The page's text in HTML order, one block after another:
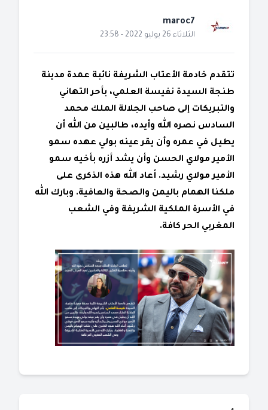
maroc7
الثلاثاء 26 يوليو 2022 - 23:58
تتقدم خادمة الأعتاب الشريفة نائبة عمدة مدينة
طنجة السيدة نفيسة العلمي، بأحر التهاني
والتبريكات إلى صاحب الجلالة الملك محمد
السادس نصره الله وأيده، طالبين من الله أن
يطيل في عمره وأن يقر عينه بولي عهده سمو
الأمير مولاي الحسن وأن يشد أزره بأخيه سمو
الأمير مولاي رشيد. أعاد الله هذه الذكرى على
ملكنا الهمام باليمن والصحة والعافية. وبارك الله
في الأسرة الملكية الشريفة وفي الشعب
المغربي الحر كافة.